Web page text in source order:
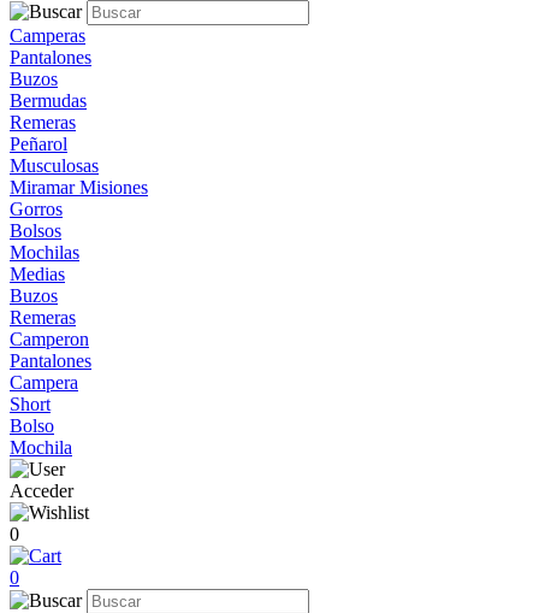
Camperas
Pantalones
Buzos
Bermudas
Remeras
Peñarol
Musculosas
Miramar Misiones
Gorros
Bolsos
Mochilas
Medias
Buzos
Remeras
Camperon
Pantalones
Campera
Short
Bolso
Mochila
Acceder
0
0